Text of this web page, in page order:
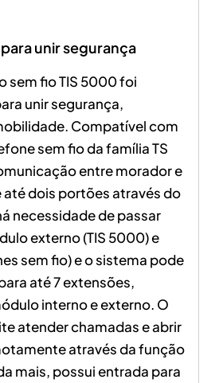
unir segurança
sem fio TIS 5000 foi
unir segurança,
Compatível com
sem fio da família TS
entre morador e
até dois portões através do
necessidade de passar
externo (TIS 5000) e
sem fio) e o sistema pode
até 7 extensões,
interno e externo. O
atender chamadas e abrir
através da função
mais, possui entrada para